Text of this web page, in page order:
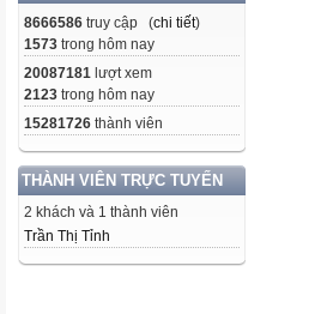
8666586 truy cập (chi tiết)
1573 trong hôm nay
20087181 lượt xem
2123 trong hôm nay
15281726 thành viên
THÀNH VIÊN TRỰC TUYẾN
2 khách và 1 thành viên
Trần Thị Tỉnh